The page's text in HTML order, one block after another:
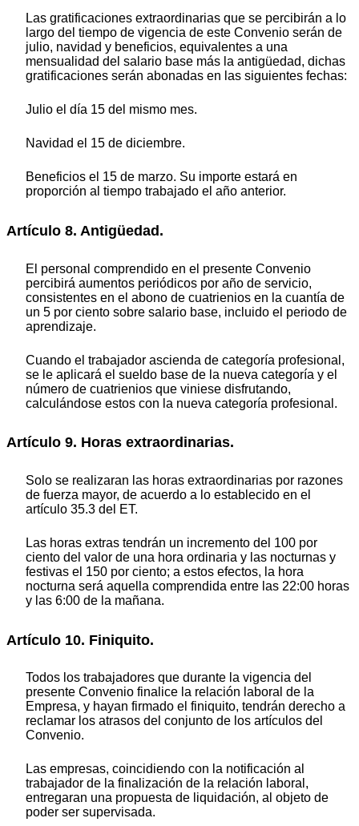
Las gratificaciones extraordinarias que se percibirán a lo
largo del tiempo de vigencia de este Convenio serán de
julio, navidad y beneficios, equivalentes a una
mensualidad del salario base más la antigüedad, dichas
gratificaciones serán abonadas en las siguientes fechas:
Julio el día 15 del mismo mes.
Navidad el 15 de diciembre.
Beneficios el 15 de marzo. Su importe estará en
proporción al tiempo trabajado el año anterior.
Artículo 8. Antigüedad.
El personal comprendido en el presente Convenio
percibirá aumentos periódicos por año de servicio,
consistentes en el abono de cuatrienios en la cuantía de
un 5 por ciento sobre salario base, incluido el periodo de
aprendizaje.
Cuando el trabajador ascienda de categoría profesional,
se le aplicará el sueldo base de la nueva categoría y el
número de cuatrienios que viniese disfrutando,
calculándose estos con la nueva categoría profesional.
Artículo 9. Horas extraordinarias.
Solo se realizaran las horas extraordinarias por razones
de fuerza mayor, de acuerdo a lo establecido en el
artículo 35.3 del ET.
Las horas extras tendrán un incremento del 100 por
ciento del valor de una hora ordinaria y las nocturnas y
festivas el 150 por ciento; a estos efectos, la hora
nocturna será aquella comprendida entre las 22:00 horas
y las 6:00 de la mañana.
Artículo 10. Finiquito.
Todos los trabajadores que durante la vigencia del
presente Convenio finalice la relación laboral de la
Empresa, y hayan firmado el finiquito, tendrán derecho a
reclamar los atrasos del conjunto de los artículos del
Convenio.
Las empresas, coincidiendo con la notificación al
trabajador de la finalización de la relación laboral,
entregaran una propuesta de liquidación, al objeto de
poder ser supervisada.